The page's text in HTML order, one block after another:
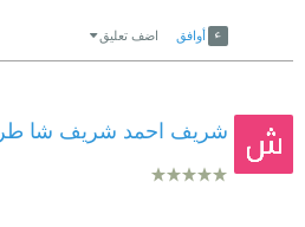
أوافق اضف تعليق
شريف احمد شريف شا طر